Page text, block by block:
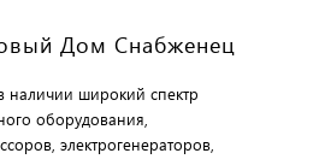
Дом Снабженец
наличии широкий спектр
оборудования,
электрогенераторов,